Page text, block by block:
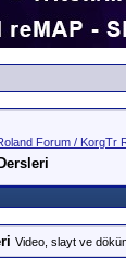
Forum / KorgTr
Video, slayt ve